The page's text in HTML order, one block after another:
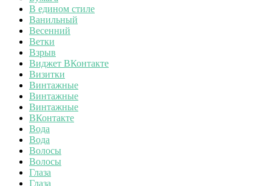
В едином стиле
Ванильный
Весенний
Ветки
Взрыв
Виджет ВКонтакте
Визитки
Винтажные
Винтажные
Винтажные
ВКонтакте
Вода
Вода
Волосы
Волосы
Глаза
Глаза